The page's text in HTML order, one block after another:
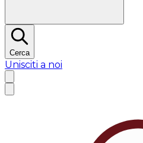
Cerca
Unisciti a noi